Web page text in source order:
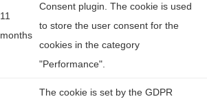
11
months
Consent plugin. The cookie is used
to store the user consent for the
cookies in the category
"Performance".
The cookie is set by the GDPR